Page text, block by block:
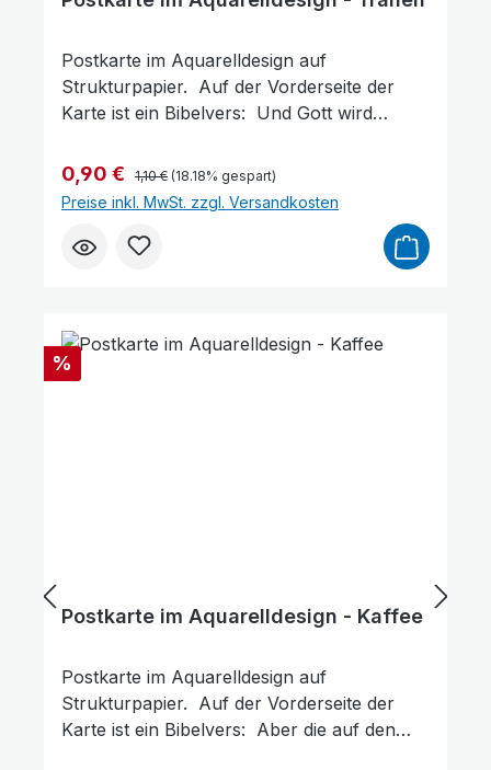
Postkarte im Aquarelldesign auf
Strukturpapier. Auf der Vorderseite der
Karte ist ein Bibelvers: Und Gott wird
und der Tod wird nicht mehr sein, weder
Leid noch Geschrei noch Schmerz wird
mehr sein; denn das Erste ist
vergangen.Offenbarung 21,4Gott wird dich
Verkaufspreis:
0,90 € Regulärer Preis:
1,10 € (18.18% gespart)
Preise inkl. MwSt. zzgl. Versandkosten
Rabatt
%
Postkarte im Aquarelldesign - Kaffee
Postkarte im Aquarelldesign auf
Strukturpapier. Auf der Vorderseite der
Karte ist ein Bibelvers: Aber die auf den
Links unterstreichen